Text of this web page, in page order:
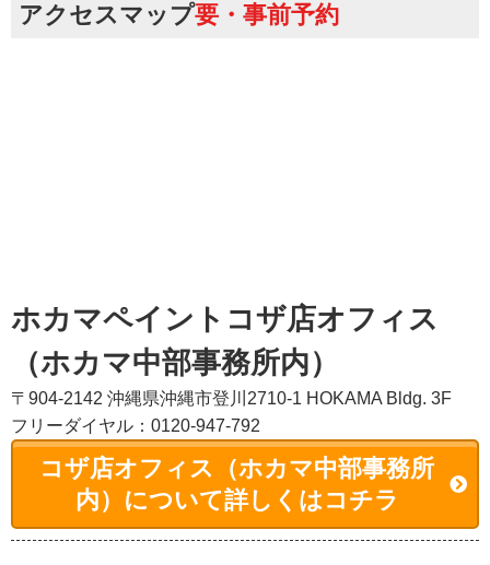
アクセスマップ要・事前予約
ホカマペイントコザ店オフィス
（ホカマ中部事務所内）
〒904-2142 沖縄県沖縄市登川2710-1 HOKAMA Bldg. 3F
フリーダイヤル：0120-947-792
コザ店オフィス（ホカマ中部事務所
内）について詳しくはコチラ